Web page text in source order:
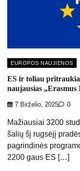
EUROPOS NAUJIENOS
ES ir toliau pritraukia
naujausias
7 Birželio, 2025 0
Mažiausiai 3200
šalių šį rugsėjį
pagrindinės
2200 gaus ES […]